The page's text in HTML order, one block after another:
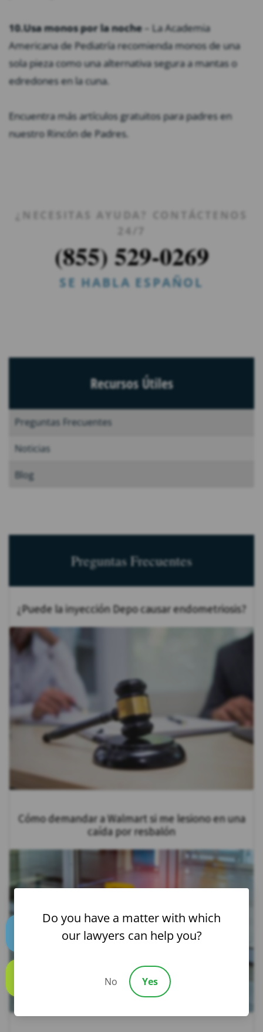
10.Usa monos por la noche– La Academia
Americana de Pediatría recomienda monos de una
sola pieza como una alternativa segura a mantas o
edredones en la cuna.
Encuentra más artículos gratuitos para padres en
nuestro Rincón de Padres.
¿NECESITAS AYUDA? CONTÁCTENOS
24/7
(855) 529-0269
SE HABLA ESPAÑOL
Recursos Útiles
Preguntas Frecuentes
Noticias
Blog
Preguntas Frecuentes
¿Puede la inyección Depo causar endometriosis?
Cómo demandar a Walmart si me lesiono en una
caída por resbalón
Do you have a matter with which
our lawyers can help you?
No Yes